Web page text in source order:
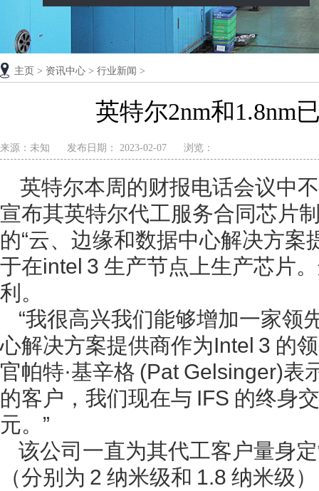
主页 > 资讯中心 > 行业新闻 >
英特尔2nm和1.8nm
来源：未知 发布日期： 2023-02-07 浏览：
英特尔本周的财报电话会议中
宣布其英特尔代工服务合同芯片
的“云、边缘和数据中心解决方案
于在intel 3 生产节点上生产芯片
利。
“我很高兴我们能够增加一家领
心解决方案提供商作为Intel 3 的
官帕特·基辛格 (Pat Gelsinger)表
的客户，我们现在与 IFS 的终身
元。”
该公司一直为其代工客户量身
（分别为 2 纳米级和 1.8 纳米级